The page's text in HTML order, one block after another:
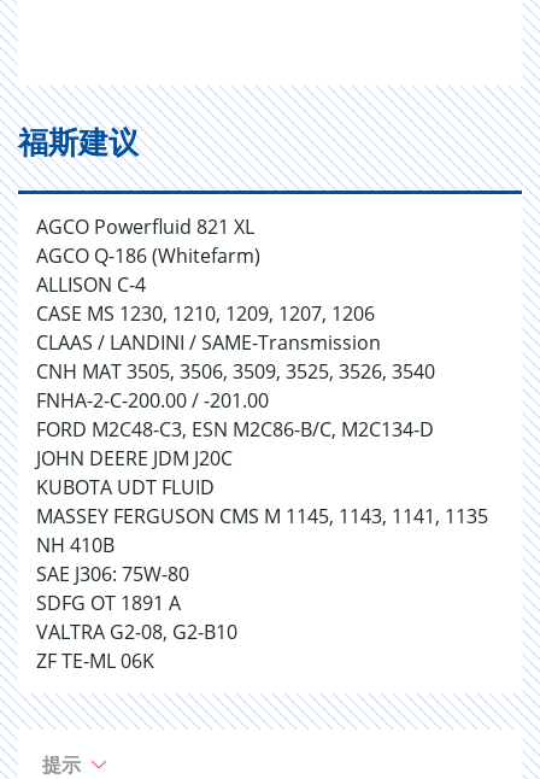
福斯建议
AGCO Powerfluid 821 XL
AGCO Q-186 (Whitefarm)
ALLISON C-4
CASE MS 1230, 1210, 1209, 1207, 1206
CLAAS / LANDINI / SAME-Transmission
CNH MAT 3505, 3506, 3509, 3525, 3526, 3540
FNHA-2-C-200.00 / -201.00
FORD M2C48-C3, ESN M2C86-B/C, M2C134-D
JOHN DEERE JDM J20C
KUBOTA UDT FLUID
MASSEY FERGUSON CMS M 1145, 1143, 1141, 1135
NH 410B
SAE J306: 75W-80
SDFG OT 1891 A
VALTRA G2-08, G2-B10
ZF TE-ML 06K
提示